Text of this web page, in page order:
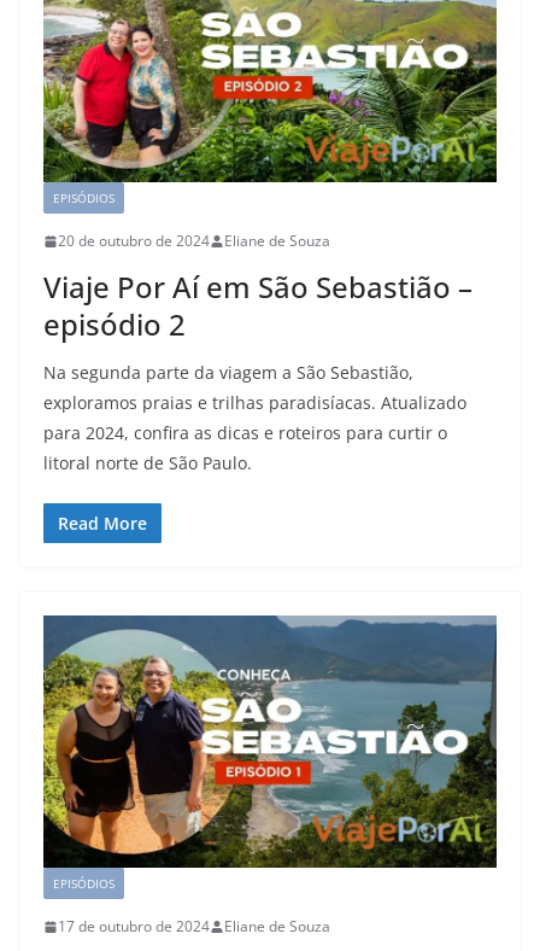
EPISÓDIOS
20 de outubro de 2024 Eliane de Souza
Viaje Por Aí em São Sebastião –
episódio 2
Na segunda parte da viagem a São Sebastião,
exploramos praias e trilhas paradisíacas. Atualizado
para 2024, confira as dicas e roteiros para curtir o
litoral norte de São Paulo.
Read More
EPISÓDIOS
17 de outubro de 2024 Eliane de Souza